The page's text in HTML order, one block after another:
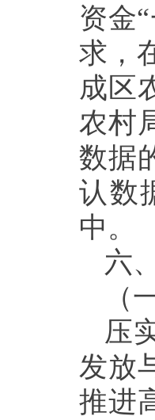
资金
求，
成区
农村
数据
认数
中。
六、
（
压
发放
推进